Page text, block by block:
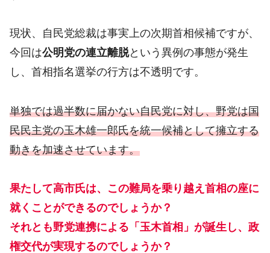
現状、自民党総裁は事実上の次期首相候補ですが、
今回は公明党の連立離脱という異例の事態が発生
し、首相指名選挙の行方は不透明です。
単独では過半数に届かない自民党に対し、野党は国
民民主党の玉木雄一郎氏を統一候補として擁立する
動きを加速させています。
果たして高市氏は、この難局を乗り越え首相の座に
就くことができるのでしょうか？
それとも野党連携による「玉木首相」が誕生し、政
権交代が実現するのでしょうか？